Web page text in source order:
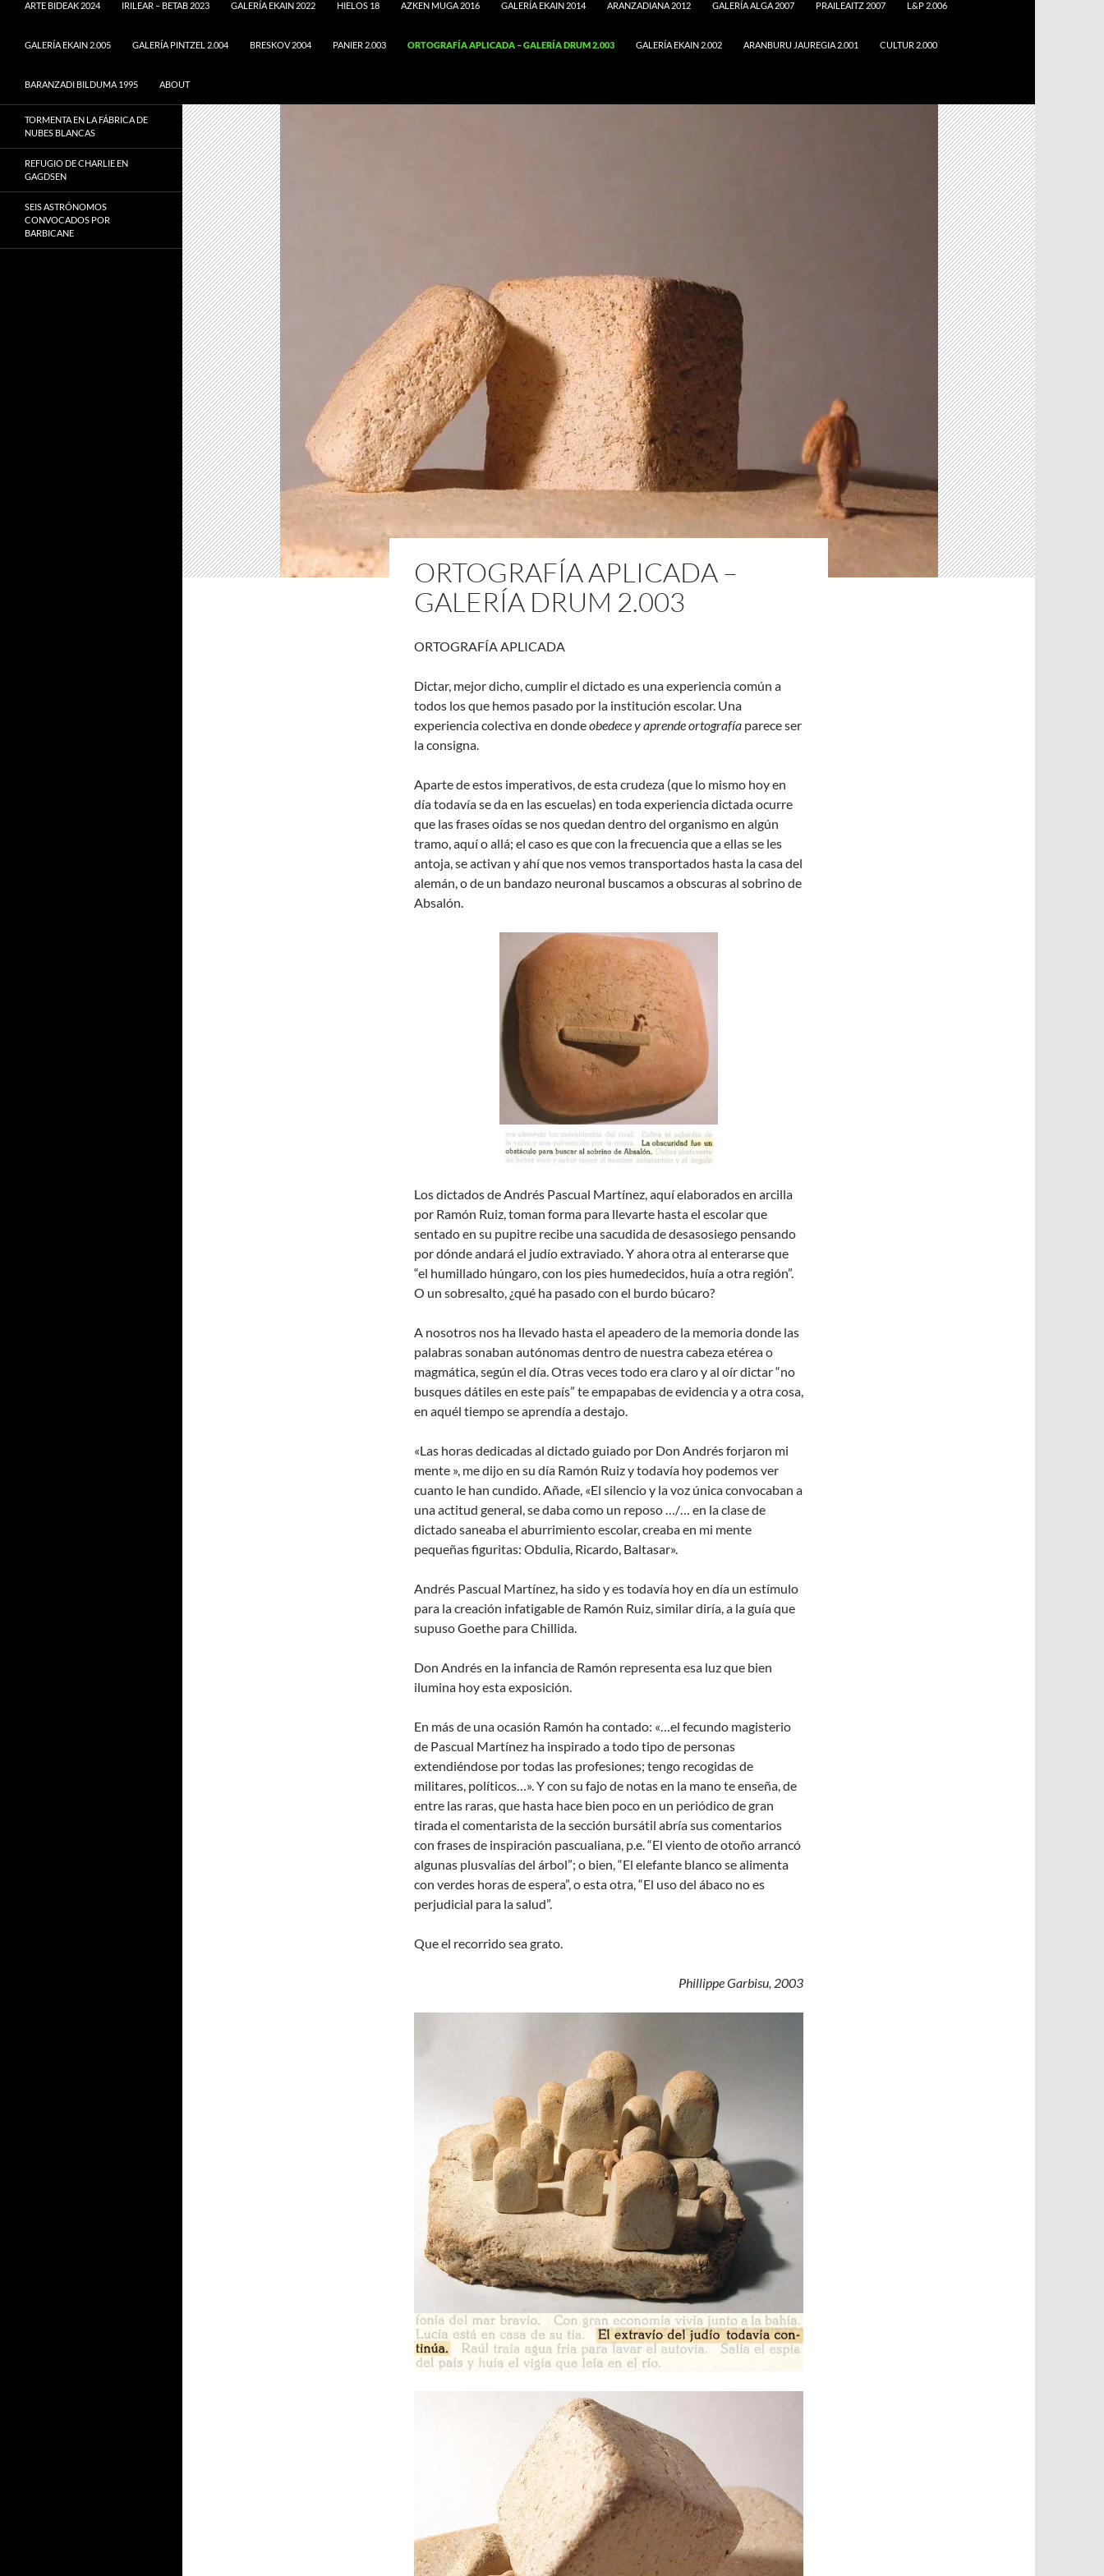
ARTE BIDEAK 2024 IRILEAR – BETAB 2023 GALERÍA EKAIN 2022 HIELOS 18 AZKEN MUGA 2016 GALERÍA EKAIN 2014 ARANZADIANA 2012 GALERÍA ALGA 2007 PRAILEAITZ 2007 L&P 2.006
GALERÍA EKAIN 2.005 GALERÍA PINTZEL 2.004 BRESKOV 2004 PANIER 2.003 ORTOGRAFÍA APLICADA – GALERÍA DRUM 2.003 GALERÍA EKAIN 2.002 ARANBURU JAUREGIA 2.001 CULTUR 2.000
BARANZADI BILDUMA 1995 ABOUT
ORTOGRAFÍA APLICADA –
GALERÍA DRUM 2.003
ORTOGRAFÍA APLICADA
Dictar, mejor dicho, cumplir el dictado es una experiencia común a
todos los que hemos pasado por la institución escolar. Una
experiencia colectiva en dondeobedece y aprende ortografía parece ser
la consigna.
Aparte de estos imperativos, de esta crudeza (que lo mismo hoy en
día todavía se da en las escuelas) en toda experiencia dictada ocurre
que las frases oídas se nos quedan dentro del organismo en algún
tramo, aquí o allá; el caso es que con la frecuencia que a ellas se les
antoja, se activan y ahí que nos vemos transportados hasta la casa del
alemán, o de un bandazo neuronal buscamos a obscuras al sobrino de
Absalón.
Los dictados de Andrés Pascual Martínez, aquí elaborados en arcilla
por Ramón Ruiz, toman forma para llevarte hasta el escolar que
sentado en su pupitre recibe una sacudida de desasosiego pensando
por dónde andará el judío extraviado. Y ahora otra al enterarse que
“el humillado húngaro, con los pies humedecidos, huía a otra región”.
O un sobresalto, ¿qué ha pasado con el burdo búcaro?
A nosotros nos ha llevado hasta el apeadero de la memoria donde las
palabras sonaban autónomas dentro de nuestra cabeza etérea o
magmática, según el día. Otras veces todo era claro y al oír dictar “no
busques dátiles en este país” te empapabas de evidencia y a otra cosa,
en aquél tiempo se aprendía a destajo.
«Las horas dedicadas al dictado guiado por Don Andrés forjaron mi
mente », me dijo en su día Ramón Ruiz y todavía hoy podemos ver
cuanto le han cundido. Añade, «El silencio y la voz única convocaban a
una actitud general, se daba como un reposo …/… en la clase de
dictado saneaba el aburrimiento escolar, creaba en mi mente
pequeñas figuritas: Obdulia, Ricardo, Baltasar».
Andrés Pascual Martínez, ha sido y es todavía hoy en día un estímulo
para la creación infatigable de Ramón Ruiz, similar diría, a la guía que
supuso Goethe para Chillida.
Don Andrés en la infancia de Ramón representa esa luz que bien
ilumina hoy esta exposición.
En más de una ocasión Ramón ha contado: «…el fecundo magisterio
de Pascual Martínez ha inspirado a todo tipo de personas
extendiéndose por todas las profesiones; tengo recogidas de
militares, políticos…». Y con su fajo de notas en la mano te enseña, de
entre las raras, que hasta hace bien poco en un periódico de gran
tirada el comentarista de la sección bursátil abría sus comentarios
con frases de inspiración pascualiana, p.e. “El viento de otoño arrancó
algunas plusvalías del árbol”; o bien, “El elefante blanco se alimenta
con verdes horas de espera”, o esta otra, “El uso del ábaco no es
perjudicial para la salud”.
Que el recorrido sea grato.
Phillippe Garbisu, 2003
TORMENTA EN LA FÁBRICA DE
NUBES BLANCAS
REFUGIO DE CHARLIE EN
GAGDSEN
SEIS ASTRÓNOMOS
CONVOCADOS POR
BARBICANE